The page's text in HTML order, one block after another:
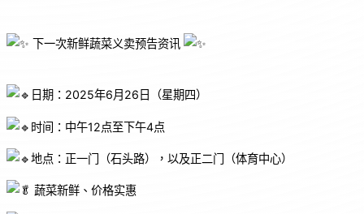
下一次新鲜蔬菜义卖预告资讯
日期：2025年6月26日（星期四）
时间：中午12点至下午4点
地点：正一门（石头路），以及正二门（体育中心）
蔬菜新鲜、价格实惠